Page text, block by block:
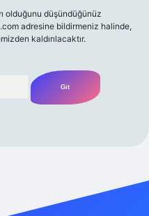
olduğunu düşündüğünüz
adresine bildirmeniz halinde,
kaldırılacaktır.